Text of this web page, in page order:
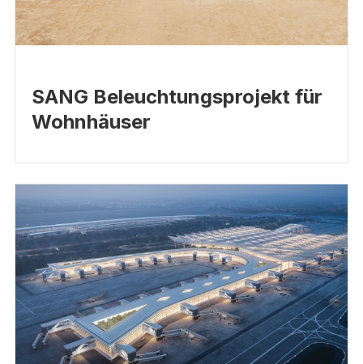
SANG Beleuchtungsprojekt für
Wohnhäuser